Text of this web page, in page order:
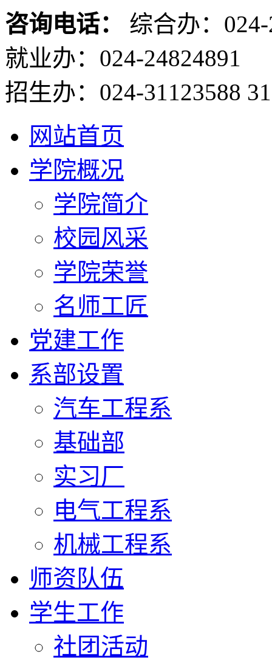
咨询电话：
综合办：
就业办：024-24824891
招生办：024-31123588
网站首页
学院概况
学院简介
校园风采
学院荣誉
名师工匠
党建工作
系部设置
汽车工程系
基础部
实习厂
电气工程系
机械工程系
师资队伍
学生工作
社团活动